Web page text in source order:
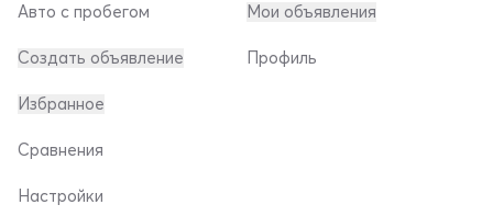
Авто с пробегом
Создать объявление
Мои объявления
Профиль
Избранное
Сравнения
Настройки